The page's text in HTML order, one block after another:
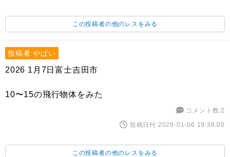
この投稿者の他のレスをみる
投稿者:やばい
2026 1月7日富士吉田市
10〜15の飛行物体をみた
コメント数:2
投稿日付:2026-01-06 19:36:00
この投稿者の他のレスをみる